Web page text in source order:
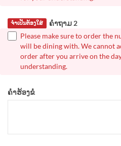
ຄຳຖາມ 2
ຈຳເປັນຕ້ອງໃສ່
Please make sure to order the
will be dining with. We cannot
order after you arrive on the
understanding.
ຄຳຮ້ອງຂໍ